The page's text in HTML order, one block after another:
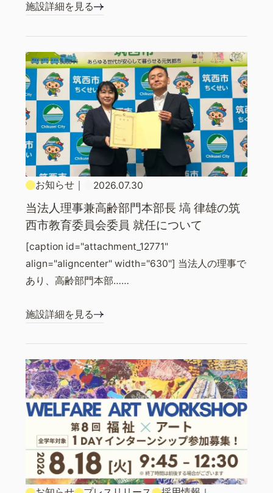
施設詳細を見る
お知らせ｜ 2026.07.30
当法人理事兼高齢部門本部長 塙 律雄の筑
西市教育委員会委員 就任について
[caption id="attachment_12771"
align="aligncenter" width="630"] 当法人の理事で
あり、高齢部門本部……
施設詳細を見る